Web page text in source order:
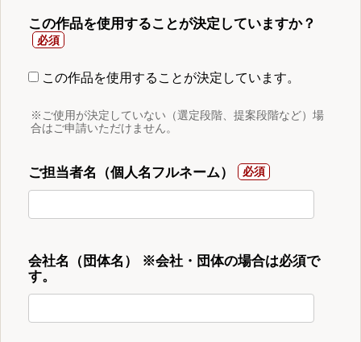
この作品を使用することが決定していますか？
この作品を使用することが決定しています。
※ご使用が決定していない（選定段階、提案段階など）場
合はご申請いただけません。
ご担当者名（個人名フルネーム）
会社名（団体名） ※会社・団体の場合は必須で
す。